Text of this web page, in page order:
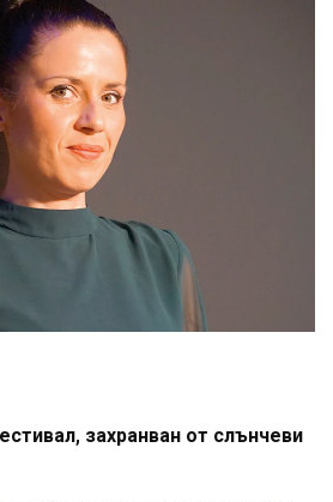
захранван от слънчеви